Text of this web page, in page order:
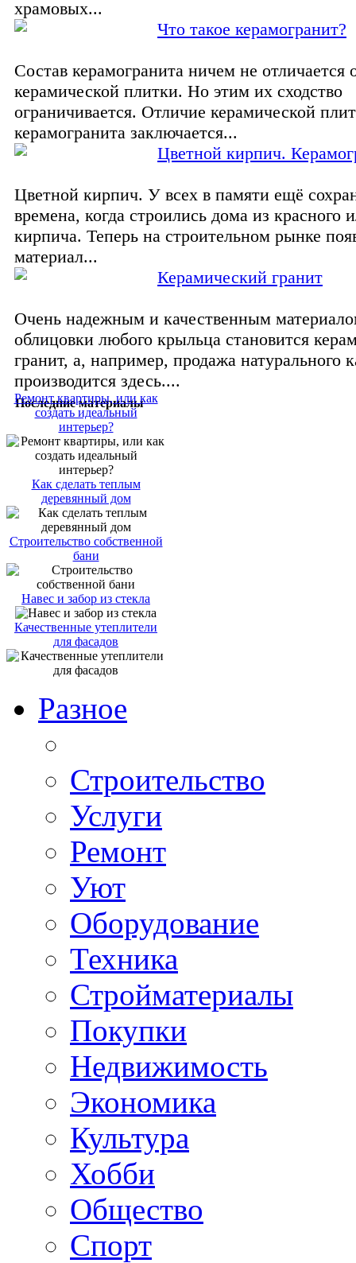
храмовых...
Что такое керамогранит?
Состав керамогранита ничем не отличается
керамической плитки. Но этим их сходство
ограничивается. Отличие керамической
керамогранита заключается...
Цветной кирпич.
Цветной кирпич. У всех в памяти ещё
времена, когда строились дома из красного
кирпича. Теперь на строительном рынке
материал...
Керамический гранит
Очень надежным и качественным
облицовки любого крыльца становится
гранит, а, например, продажа натурального
производится здесь....
Последние материалы
Ремонт квартиры, или как
создать идеальный
интерьер?
Как сделать теплым
деревянный дом
Строительство собственной
бани
Навес и забор из стекла
Качественные утеплители
для фасадов
Разное
Строительство
Услуги
Ремонт
Уют
Оборудование
Техника
Стройматериалы
Покупки
Недвижимость
Экономика
Культура
Хобби
Общество
Спорт